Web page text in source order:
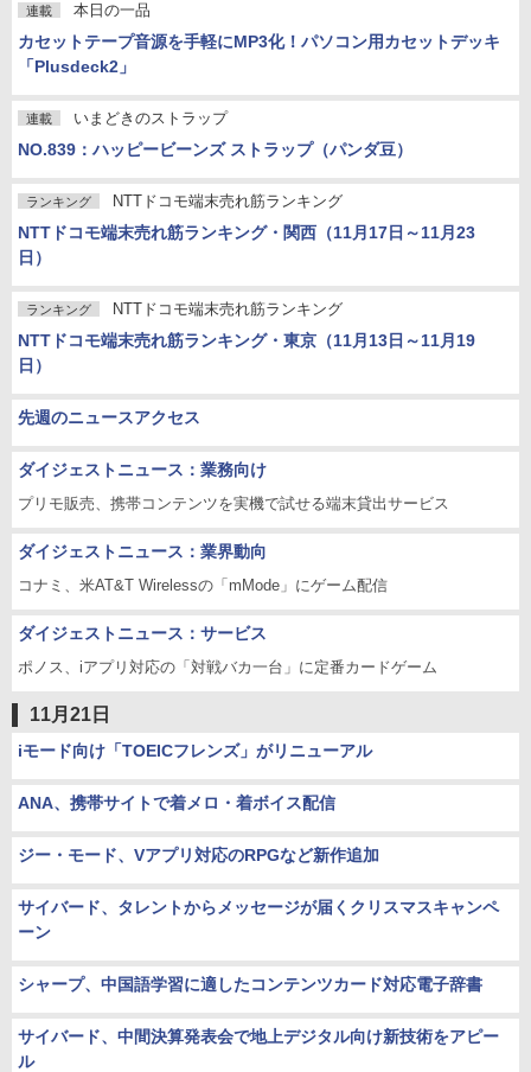
連載 本日の一品
カセットテープ音源を手軽にMP3化！パソコン用カセットデッキ
「Plusdeck2」
連載 いまどきのストラップ
NO.839：ハッピービーンズ ストラップ（パンダ豆）
ランキング NTTドコモ端末売れ筋ランキング
NTTドコモ端末売れ筋ランキング・関西（11月17日～11月23
日）
ランキング NTTドコモ端末売れ筋ランキング
NTTドコモ端末売れ筋ランキング・東京（11月13日～11月19
日）
先週のニュースアクセス
ダイジェストニュース：業務向け
プリモ販売、携帯コンテンツを実機で試せる端末貸出サービス
ダイジェストニュース：業界動向
コナミ、米AT&T Wirelessの「mMode」にゲーム配信
ダイジェストニュース：サービス
ポノス、iアプリ対応の「対戦バカ一台」に定番カードゲーム
11月21日
iモード向け「TOEICフレンズ」がリニューアル
ANA、携帯サイトで着メロ・着ボイス配信
ジー・モード、Vアプリ対応のRPGなど新作追加
サイバード、タレントからメッセージが届くクリスマスキャンペ
ーン
シャープ、中国語学習に適したコンテンツカード対応電子辞書
サイバード、中間決算発表会で地上デジタル向け新技術をアピー
ル